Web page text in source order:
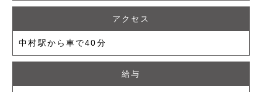
アクセス
中村駅から車で40分
給与